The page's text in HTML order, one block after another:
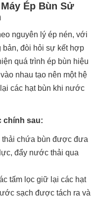
Ép Bùn Sử
nguyên lý ép nén, với
bản, đòi hỏi sự kết hợp
quá trình ép bùn hiệu
nhau tạo nên một hệ
các hạt bùn khi nước
chính sau:
chứa bùn được đưa
đẩy nước thải qua
tấm lọc giữ lại các hạt
sạch được tách ra và